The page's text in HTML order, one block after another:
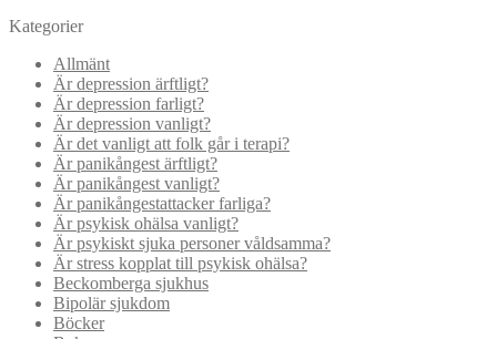
Kategorier
Allmänt
Är depression ärftligt?
Är depression farligt?
Är depression vanligt?
Är det vanligt att folk går i terapi?
Är panikångest ärftligt?
Är panikångest vanligt?
Är panikångestattacker farliga?
Är psykisk ohälsa vanligt?
Är psykiskt sjuka personer våldsamma?
Är stress kopplat till psykisk ohälsa?
Beckomberga sjukhus
Bipolär sjukdom
Böcker